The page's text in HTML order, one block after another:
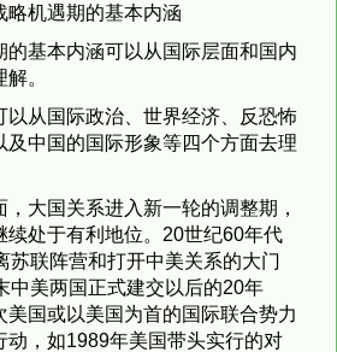
略机遇期的基本内涵
的基本内涵可以从国际层面和国内
。
以从国际政治、世界经济、反恐怖
及中国的国际形象等四个方面去理
大国关系进入新一轮的调整期，
续处于有利地位。20世纪60年代
苏联阵营和打开中美关系的大门
中美两国正式建交以后的20年
美国或以美国为首的国际联合势力
动，如1989年美国带头实行的对